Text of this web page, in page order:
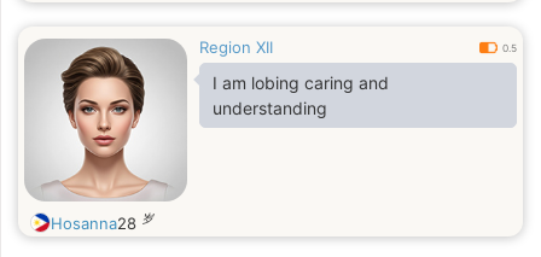
Region XII 0.5
I am lobing caring and
understanding
Hosanna28 岁